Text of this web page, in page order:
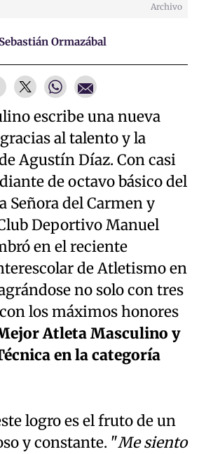
Archivo
Sebastián Ormazábal
escribe una nueva
al talento y la
Agustín Díaz. Con casi
de octavo básico del
Señora del Carmen y
Deportivo Manuel
en el reciente
de Atletismo en
no solo con tres
los máximos honores
Atleta Masculino y
en la categoría
logro es el fruto de un
y constante. "Me siento